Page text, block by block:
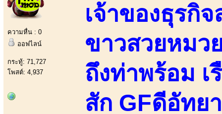
ความหื่น : 0
ออฟไลน์
กระทู้: 71,727
โพสต์: 4,937
เจ้าของธุรกิ
ขาวสวยหมว
ถึงท่าพร้อม เ
สัก GFดีอัทย